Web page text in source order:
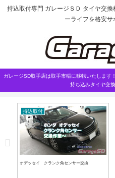
持込取付専門 ガレージＳＤ タイヤ交
ーライフを格安サ
ガレージSD取手店は取手市稲に移転いたしま
持ち込みタイヤ交
持込取付
オデッセイ クランク角センサー交換